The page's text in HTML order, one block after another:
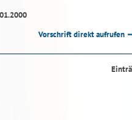
Vorschrift direkt aufrufen